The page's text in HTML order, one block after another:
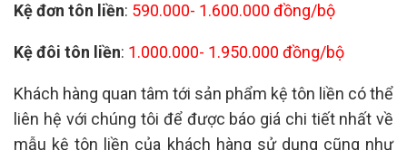
Kệ đơn tôn liền: 590.000- 1.600.000 đồng/bộ
Kệ đôi tôn liền: 1.000.000- 1.950.000 đồng/bộ
Khách hàng quan tâm tới sản phẩm kệ tôn liền có thể
liên hệ với chúng tôi để được báo giá chi tiết nhất về
mẫu kệ tôn liền của khách hàng sử dụng cũng như